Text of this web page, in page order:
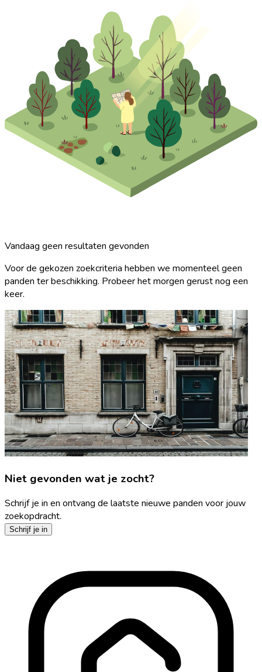
Vandaag geen resultaten gevonden
Voor de gekozen zoekcriteria hebben we momenteel geen
panden ter beschikking. Probeer het morgen gerust nog een
keer.
Niet gevonden wat je zocht?
Schrijf je in en ontvang de laatste nieuwe panden voor jouw
zoekopdracht.
Schrijf je in